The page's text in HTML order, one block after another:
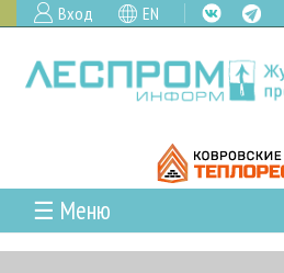
Вход EN
☰ Меню
ГЛАВНАЯ